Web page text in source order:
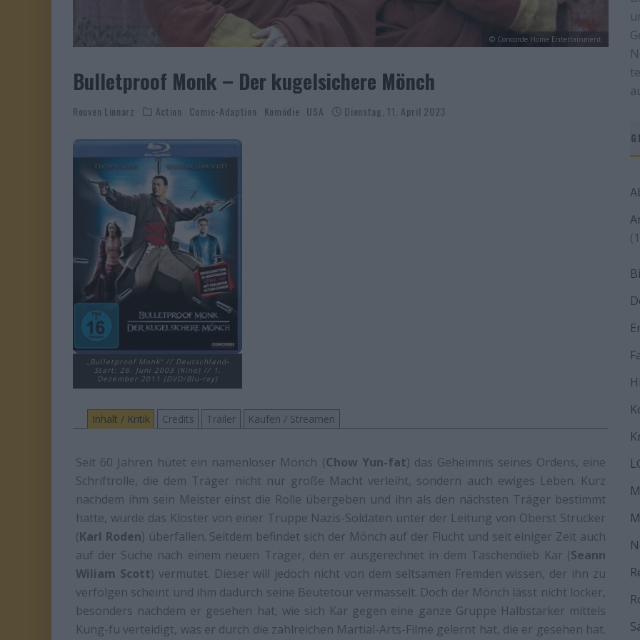
© Concorde Home Entertainment
Bulletproof Monk – Der kugelsichere Mönch
Rouven Linnarz Action Comic-Adaption Komödie USA Dienstag, 11. April 2023
„Bulletproof Monk“ // Deutschland-
Start: 26. Juni 2003 (Kino) // 1.
Dezember 2011 (DVD/Blu-ray)
Inhalt / Kritik Credits Trailer Kaufen / Streamen
Seit 60 Jahren hütet ein namenloser Mönch (Chow Yun-fat) das Geheimnis seines Ordens, eine
Schriftrolle, die dem Träger nicht nur große Macht verleiht, sondern auch ewiges Leben. Kurz
nachdem ihm sein Meister einst die Rolle übergeben und ihn als den nächsten Träger bestimmt
hatte, wurde das Kloster von einer Truppe Nazis-Soldaten unter der Leitung von Oberst Strucker
(Karl Roden) überfallen. Seitdem befindet sich der Mönch auf der Flucht und seit einiger Zeit auch
auf der Suche nach einem neuen Träger, den er ausgerechnet in dem Taschendieb Kar (Seann
Wiliam Scott) vermutet. Dieser will jedoch nicht von dem seltsamen Fremden wissen, der ihn zu
verfolgen scheint und ihm dadurch seine Beutetour vermasselt. Doch der Mönch lässt nicht locker,
besonders nachdem er gesehen hat, wie sich Kar gegen eine ganze Gruppe Halbstarker mittels
Kung-fu verteidigt, was er durch die zahlreichen Martial-Arts-Filme gelernt hat, die er gesehen hat.